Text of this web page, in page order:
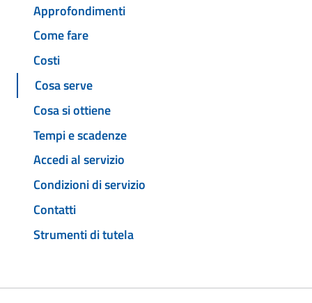
Approfondimenti
Come fare
Costi
Cosa serve
Cosa si ottiene
Tempi e scadenze
Accedi al servizio
Condizioni di servizio
Contatti
Strumenti di tutela